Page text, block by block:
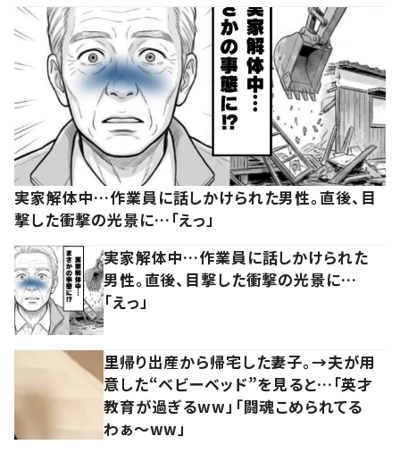
実家解体中…作業員に話しかけられた男性。直後、目
撃した衝撃の光景に…「えっ」
実家解体中…作業員に話しかけられた
男性。直後、目撃した衝撃の光景に…
「えっ」
里帰り出産から帰宅した妻子。→夫が用
意した“ベビーベッド”を見ると…「英才
教育が過ぎるww」「闘魂こめられてる
わぁ～ww」